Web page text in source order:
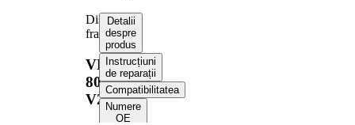
Disc
frana
VKBD
80150
V2
Detalii
despre
produs
Instrucțiuni
de reparații
Compatibilitatea
Numere
OE